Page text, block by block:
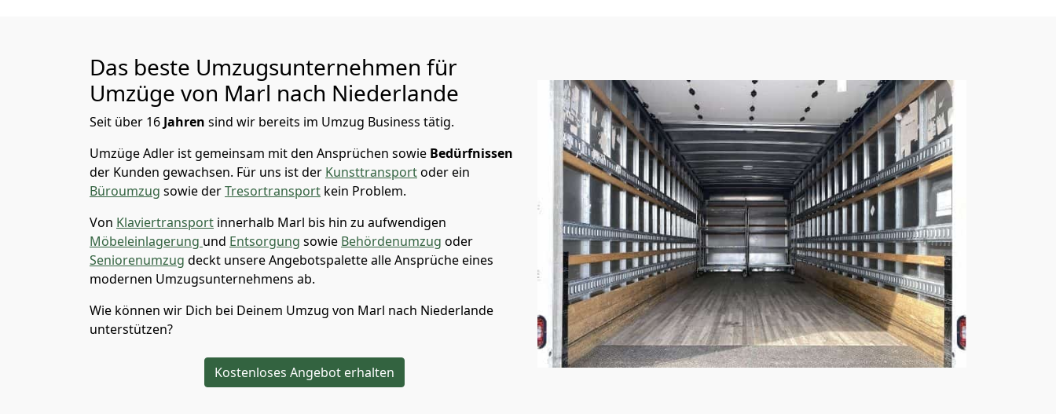
Das beste Umzugsunternehmen für
Umzüge von Marl nach Niederlande
Seit über 16 Jahren sind wir bereits im Umzug Business tätig.
Umzüge Adler ist gemeinsam mit den Ansprüchen sowie Bedürfnissen
der Kunden gewachsen. Für uns ist der Kunsttransportoder ein
Büroumzug sowie derTresortransport kein Problem.
Von Klaviertransport innerhalb Marl bis hin zu aufwendigen
Möbeleinlagerung und Entsorgung sowie Behördenumzug oder
Seniorenumzug deckt unsere Angebotspalette alle Ansprüche eines
modernen Umzugsunternehmens ab.
Wie können wir Dich bei Deinem Umzug von Marl nach Niederlande
unterstützen?
Kostenloses Angebot erhalten